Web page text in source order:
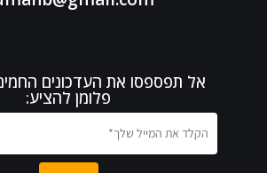
אל תפספסו את העדכונים
פלומן להציע: